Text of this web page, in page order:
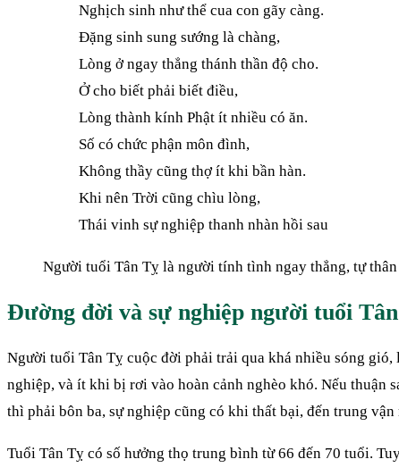
Nghịch sinh như thể cua con gãy càng.
Đặng sinh sung sướng là chàng,
Lòng ở ngay thẳng thánh thần độ cho.
Ở cho biết phải biết điều,
Lòng thành kính Phật ít nhiều có ăn.
Số có chức phận môn đình,
Không thầy cũng thợ ít khi bần hàn.
Khi nên Trời cũng chìu lòng,
Thái vinh sự nghiệp thanh nhàn hồi sau
Người tuổi Tân Tỵ là người tính tình ngay thẳng, tự
Đường đời và sự nghiệp người tuổi
Người tuổi Tân Tỵ cuộc đời phải trải qua khá nhiều sóng
nghiệp, và ít khi bị rơi vào hoàn cảnh nghèo khó. Nếu thuận
thì phải bôn ba, sự nghiệp cũng có khi thất bại, đến trung
Tuổi Tân Tỵ có số hưởng thọ trung bình từ 66 đến 70 tuổi.